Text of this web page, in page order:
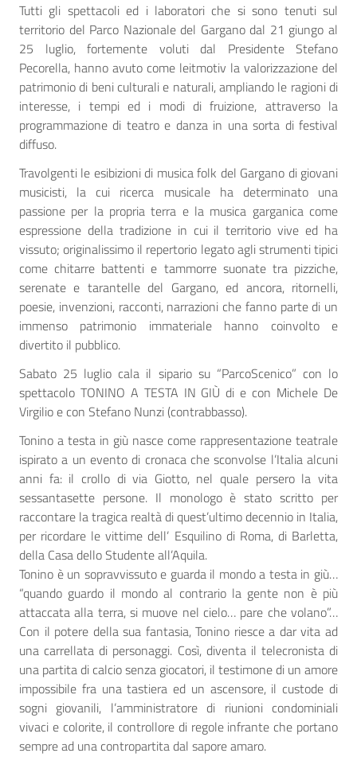
Tutti gli spettacoli ed i laboratori che si sono tenuti sul
territorio del Parco Nazionale del Gargano dal 21 giungo al
25 luglio, fortemente voluti dal Presidente Stefano
Pecorella, hanno avuto come leitmotiv la valorizzazione del
patrimonio di beni culturali e naturali, ampliando le ragioni di
interesse, i tempi ed i modi di fruizione, attraverso la
programmazione di teatro e danza in una sorta di festival
diffuso.
Travolgenti le esibizioni di musica folk del Gargano di giovani
musicisti, la cui ricerca musicale ha determinato una
passione per la propria terra e la musica garganica come
espressione della tradizione in cui il territorio vive ed ha
vissuto; originalissimo il repertorio legato agli strumenti tipici
come chitarre battenti e tammorre suonate tra pizziche,
serenate e tarantelle del Gargano, ed ancora, ritornelli,
poesie, invenzioni, racconti, narrazioni che fanno parte di un
immenso patrimonio immateriale hanno coinvolto e
divertito il pubblico.
Sabato 25 luglio cala il sipario su “ParcoScenico” con lo
spettacolo TONINO A TESTA IN GIÙ di e con Michele De
Virgilio e con Stefano Nunzi (contrabbasso).
Tonino a testa in giù nasce come rappresentazione teatrale
ispirato a un evento di cronaca che sconvolse l’Italia alcuni
anni fa: il crollo di via Giotto, nel quale persero la vita
sessantasette persone. Il monologo è stato scritto per
raccontare la tragica realtà di quest’ultimo decennio in Italia,
per ricordare le vittime dell’ Esquilino di Roma, di Barletta,
della Casa dello Studente all’Aquila.
Tonino è un sopravvissuto e guarda il mondo a testa in giù…
“quando guardo il mondo al contrario la gente non è più
attaccata alla terra, si muove nel cielo… pare che volano”…
Con il potere della sua fantasia, Tonino riesce a dar vita ad
una carrellata di personaggi. Così, diventa il telecronista di
una partita di calcio senza giocatori, il testimone di un amore
impossibile fra una tastiera ed un ascensore, il custode di
sogni giovanili, l’amministratore di riunioni condominiali
vivaci e colorite, il controllore di regole infrante che portano
sempre ad una contropartita dal sapore amaro.